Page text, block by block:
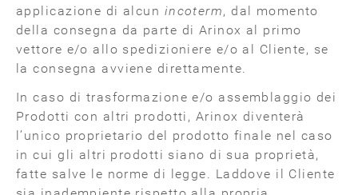
applicazione di alcun incoterm, dal momento
della consegna da parte di Arinox al primo
vettore e/o allo spedizioniere e/o al Cliente, se
la consegna avviene direttamente.
In caso di trasformazione e/o assemblaggio dei
Prodotti con altri prodotti, Arinox diventerà
l’unico proprietario del prodotto finale nel caso
in cui gli altri prodotti siano di sua proprietà,
fatte salve le norme di legge. Laddove il Cliente